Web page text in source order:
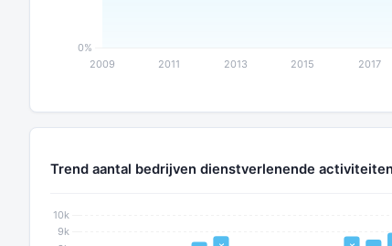
Trend aantal bedrijven dienstverlenende